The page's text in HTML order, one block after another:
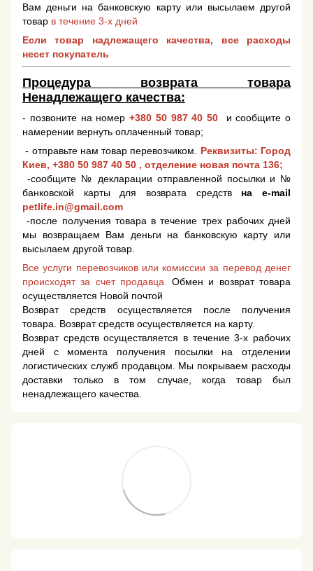
Вам деньги на банковскую карту или высылаем другой
товар в течение 3-х дней
Если товар надлежащего качества, все расходы
несет покупатель
Процедура возврата товара
Ненадлежащего качества:
- позвоните на номер +380 50 987 40 50
и сообщите о
намерении вернуть оплаченный товар;
- отправьте нам товар перевозчиком. Реквизиты: Город
Киев, +380 50 987 40 50 , отделение новая почта 136;
-сообщите № декларации отправленной посылки и №
банковской карты для возврата средств на e-mail
petlife.in@gmail.com
-после получения товара в течение трех рабочих дней
мы возвращаем Вам деньги на банковскую карту или
высылаем другой товар.
Все услуги перевозчиков или комиссии за перевод денег
происходят за счет продавца.Обмен и возврат товара
осуществляется Новой почтой
Возврат средств осуществляется после получения
товара. Возврат средств осуществляется на карту.
Возврат средств осуществляется в течение 3-х рабочих
дней с момента получения посылки на отделении
логистических служб продавцом. Мы покрываем расходы
доставки только в том случае, когда товар был
ненадлежащего качества.